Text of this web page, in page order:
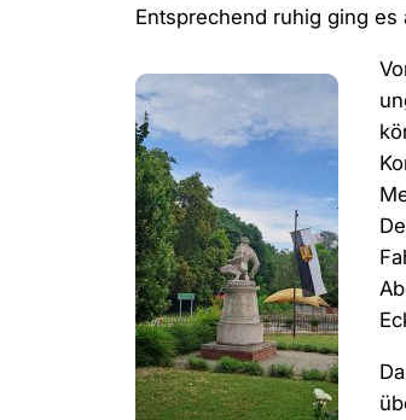
Entsprechend ruhig ging